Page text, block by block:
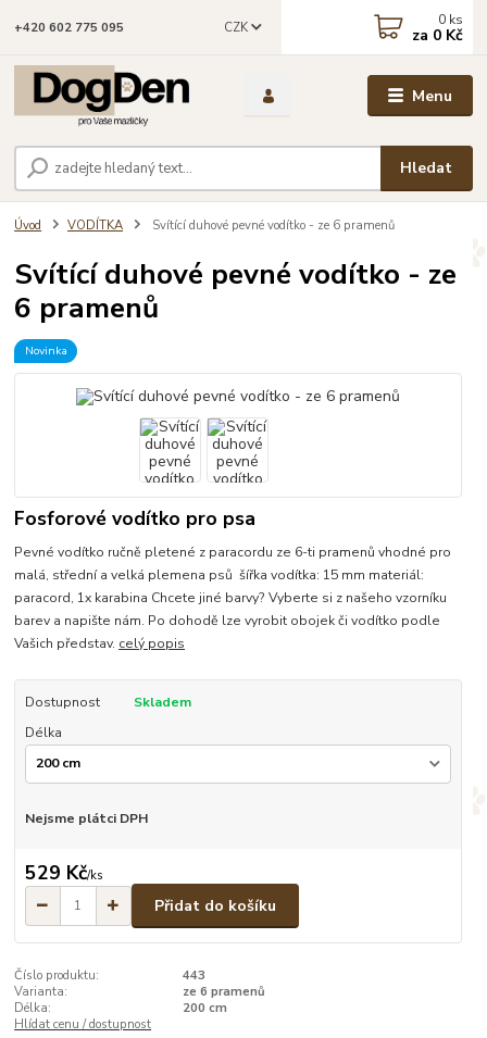
Menu
CZK
Hledat
+420 602 775 095 0 ks
za 0 Kč
Úvod VODÍTKA Svítící duhové pevné vodítko - ze 6 pramenů
Svítící duhové pevné vodítko - ze
6 pramenů
Novinka
Fosforové vodítko pro psa
Pevné vodítko ručně pletené z paracordu ze 6-ti pramenů vhodné pro
malá, střední a velká plemena psů šířka vodítka: 15 mm materiál:
paracord, 1x karabina Chcete jiné barvy? Vyberte si z našeho vzorníku
barev a napište nám. Po dohodě lze vyrobit obojek či vodítko podle
Vašich představ. celý popis
Dostupnost
Skladem
Délka
Nejsme plátci DPH
529 Kč/ks
Přidat do košíku
Číslo produktu:
443
Varianta:
ze 6 pramenů
Délka:
200 cm
Hlídat cenu / dostupnost